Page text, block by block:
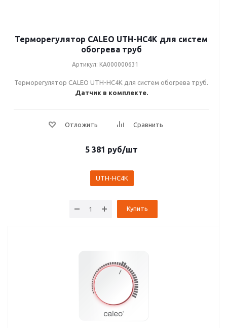
Терморегулятор CALEO UTH-HC4K для систем
обогрева труб
Артикул: КА000000631
Терморегулятор CALEO UTH-HC4K для систем обогрева труб.
Датчик в комплекте.
5 381 руб/шт
UTH-HC4K
Купить